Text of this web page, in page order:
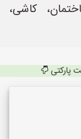
کاشی،
پارکتی